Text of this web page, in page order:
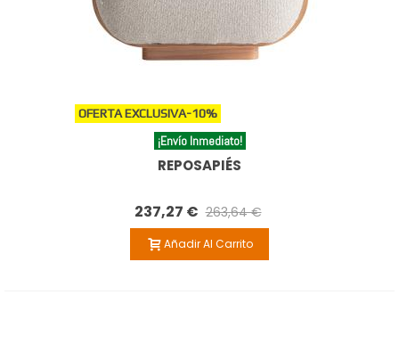
OFERTA EXCLUSIVA-10%
¡Envío Inmediato!
REPOSAPIÉS
237,27 € 263,64 €
Añadir Al Carrito